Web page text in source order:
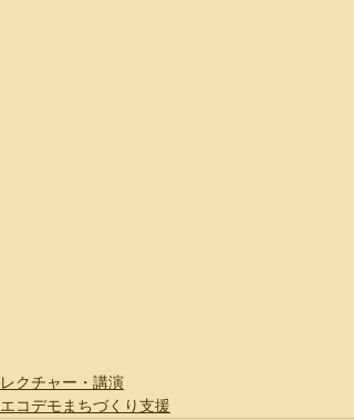
レクチャー・講演
エコデモまちづくり支援